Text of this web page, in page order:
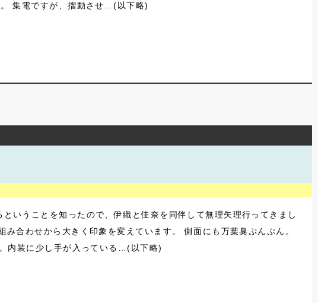
集電ですが、摺動させ…(以下略)
いうことを知ったので、伊織と佳奈を同伴して無理矢理行ってきまし
合わせから大きく印象を変えています。 側面にも万葉臭ぷんぷん。
内装に少し手が入っている…(以下略)